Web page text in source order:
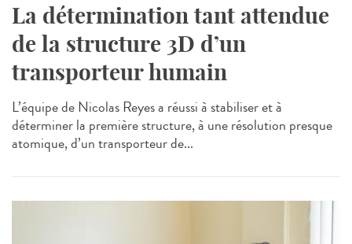
La détermination tant attendue
de la structure 3D d’un
transporteur humain
L’équipe de Nicolas Reyes a réussi à stabiliser et à
déterminer la première structure, à une résolution presque
atomique, d’un transporteur de...